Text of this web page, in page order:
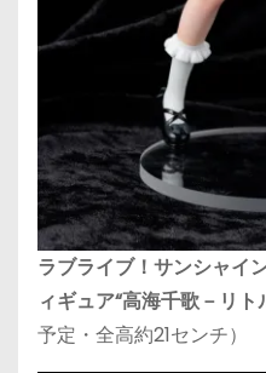
ラブライブ！サンシャ
ィギュア“高海千歌－リト
予定・全高約21センチ）